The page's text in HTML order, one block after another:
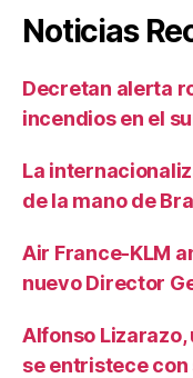
Noticias
Decretan alerta
incendios en el
La
de la mano de
Air France-KLM
nuevo Director
Alfonso Lizarazo,
se entristece